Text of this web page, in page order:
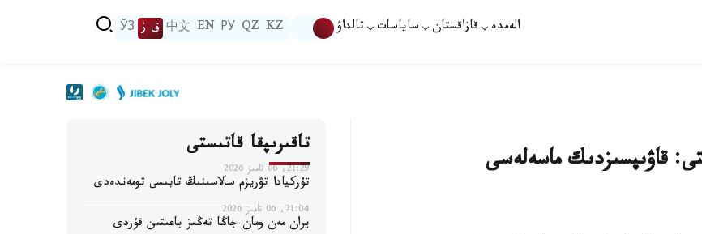
الەمدە قازاقستان ساياسات تالداۋ KZ
QZ
РУ
EN
中文 ق ز ЎЗ
قاۋىپسىزدىك ماسەلەسى
تاقىرىپقا قاتىستى
21:29, 06 تامىز 2026
تۇركيادا تۋريزم سالاسىنىڭ تابىسى تومەندەدى
21:04, 06 تامىز 2026
يران مەن ومان جاڭا تەڭىز باعىتىن قۇردى